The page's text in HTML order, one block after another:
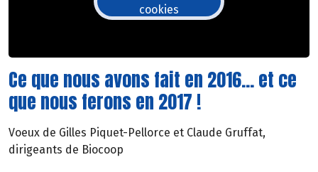
cookies
Ce que nous avons fait en 2016... et ce
que nous ferons en 2017 !
Voeux de Gilles Piquet-Pellorce et Claude Gruffat,
dirigeants de Biocoop